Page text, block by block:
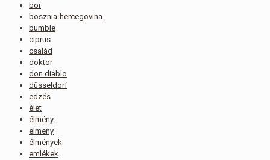
bor
bosznia-hercegovina
bumble
ciprus
család
doktor
don diablo
düsseldorf
edzés
élet
élmény
elmeny
élmények
emlékek